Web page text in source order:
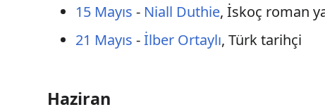
15 Mayıs - Niall Duthie, İskoç roman
21 Mayıs -İlber Ortaylı, Türk tarihçi
Haziran